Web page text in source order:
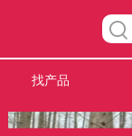
找产品